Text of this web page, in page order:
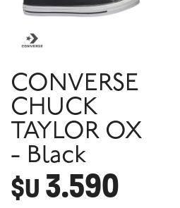
CONVERSE
CHUCK
TAYLOR OX
- Black
$U 3.590